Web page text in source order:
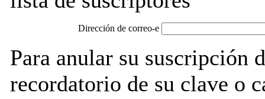
Dirección de correo-e
Para anular su suscripción
recordatorio de su clave o